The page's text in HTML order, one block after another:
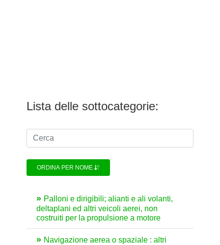
Lista delle sottocategorie:
ORDINA PER NOME
Palloni e dirigibili; alianti e ali volanti,
deltaplani ed altri veicoli aerei, non
costruiti per la propulsione a motore
Navigazione aerea o spaziale : altri